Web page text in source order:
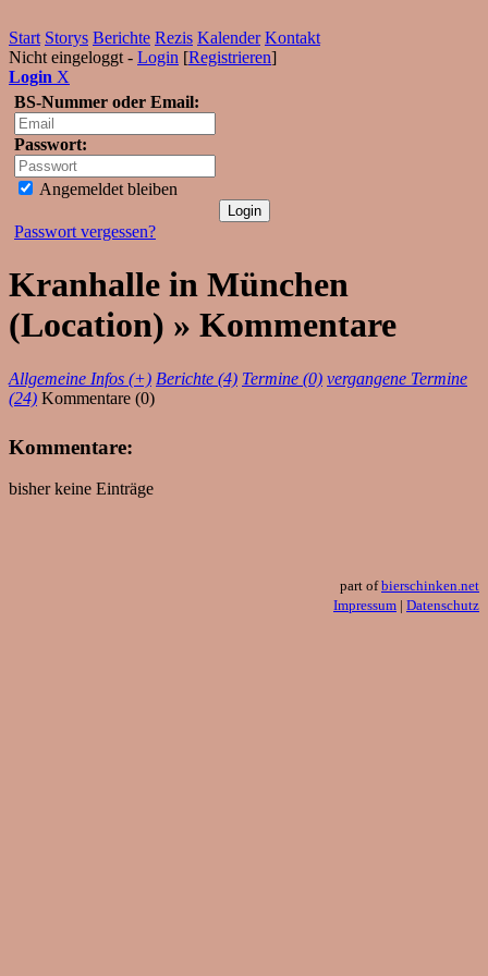
Start Storys Berichte Rezis Kalender Kontakt
Nicht eingeloggt - Login [Registrieren]
Login X
BS-Nummer oder Email:
Passwort:
Angemeldet bleiben
Passwort vergessen?
Kranhalle in München
(Location) » Kommentare
Allgemeine Infos (+) Berichte (4) Termine (0) vergangene Termine
(24) Kommentare (0)
Kommentare:
bisher keine Einträge
part ofbierschinken.net
Impressum | Datenschutz